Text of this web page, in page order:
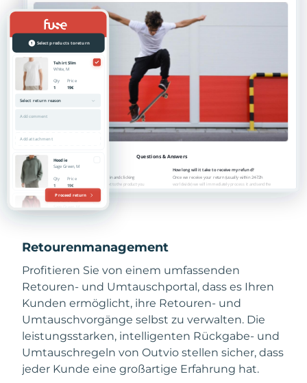
Retourenmanagement
Profitieren Sie von einem umfassenden
Retouren- und Umtauschportal, dass es Ihren
Kunden ermöglicht, ihre Retouren- und
Umtauschvorgänge selbst zu verwalten. Die
leistungsstarken, intelligenten Rückgabe- und
Umtauschregeln von Outvio stellen sicher, dass
jeder Kunde eine großartige Erfahrung hat.